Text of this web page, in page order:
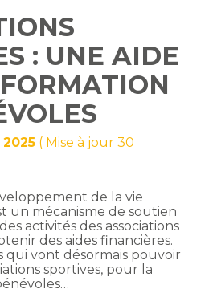
: UNE AIDE
2025 ( Mise à jour 30
de la vie
un mécanisme de soutien
activités des associations
des aides financières.
qui vont désormais pouvoir
sportives, pour la